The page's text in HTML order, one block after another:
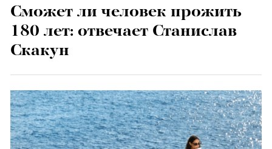
Сможет ли человек прожить
180 лет: отвечает Станислав
Скакун